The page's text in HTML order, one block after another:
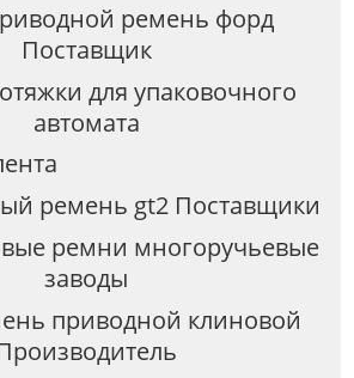
ремень форд
Поставщик
для упаковочного
автомата
ремень gt2 Поставщики
ремни многоручьевые
заводы
приводной клиновой